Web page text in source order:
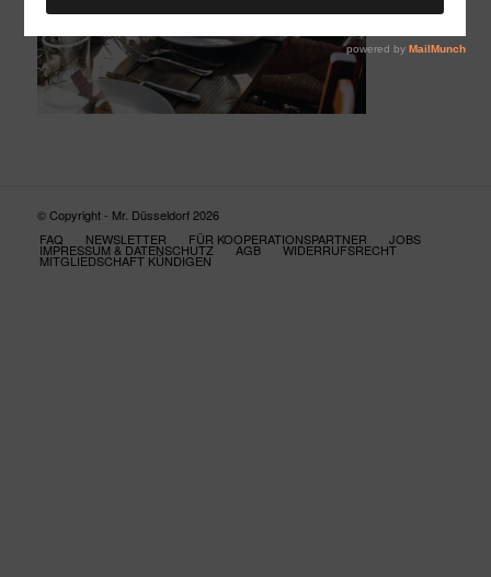
© Copyright - Mr. Düsseldorf 2026
FAQ
NEWSLETTER FÜR KOOPERATIONSPARTNER JOBS
IMPRESSUM & DATENSCHUTZ AGB WIDERRUFSRECHT
MITGLIEDSCHAFT KÜNDIGEN